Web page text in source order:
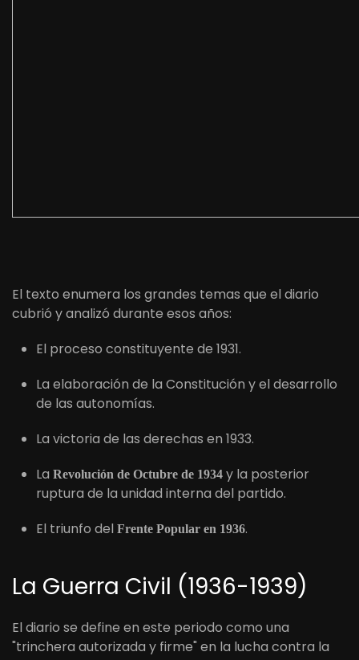
El texto enumera los grandes temas que el diario
cubrió y analizó durante esos años:
El proceso constituyente de 1931.
La elaboración de la Constitución y el desarrollo
de las autonomías.
La victoria de las derechas en 1933.
La Revolución de Octubre de 1934 y la posterior
ruptura de la unidad interna del partido.
El triunfo del Frente Popular en 1936.
La Guerra Civil (1936-1939)
El diario se define en este periodo como una
"trinchera autorizada y firme" en la lucha contra la